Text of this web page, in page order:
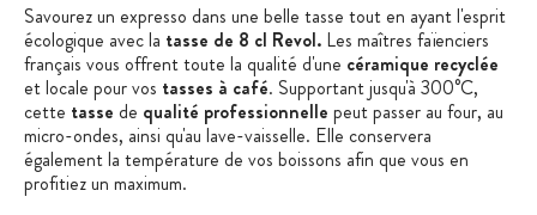
Savourez un expresso dans une belle tasse tout en ayant l'esprit
écologique avec la tasse de 8 cl Revol. Les maîtres faïenciers
français vous offrent toute la qualité d'une céramique recyclée
et locale pour vos tasses à café. Supportant jusqu'à 300°C,
cette tasse de qualité professionnelle peut passer au four, au
micro-ondes, ainsi qu'au lave-vaisselle. Elle conservera
également la température de vos boissons afin que vous en
profitiez un maximum.